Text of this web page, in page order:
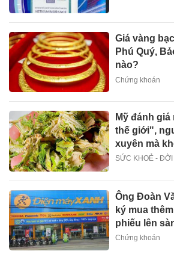
Giá vàng
Phú Quý,
nào?
Chứng khoán
Mỹ đánh
thế giới",
xuyên mà
SỨC KHOẺ - ĐỜI
Ông Đoàn
ký mua
phiếu lên
Chứng khoán